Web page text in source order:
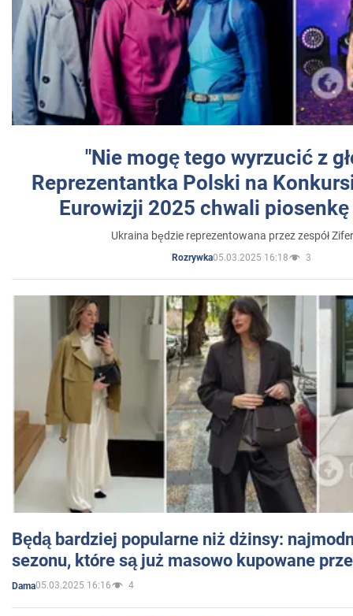
"Nie mogę tego wyrzucić z
Reprezentantka Polski na
Eurowizji 2025 chwali
Ukraina będzie reprezentowana przez zespół
Rozrywka05.03.2025 16:18 3
Będą bardziej popularne niż dżinsy:
sezonu, które są już masowo kupowane
Dama05.03.2025 16:16 4